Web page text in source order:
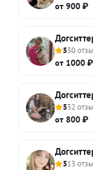
от 900 ₽
530
от 1000 ₽
532
от 800 ₽
513